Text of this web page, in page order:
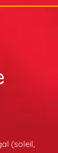
(soleil,